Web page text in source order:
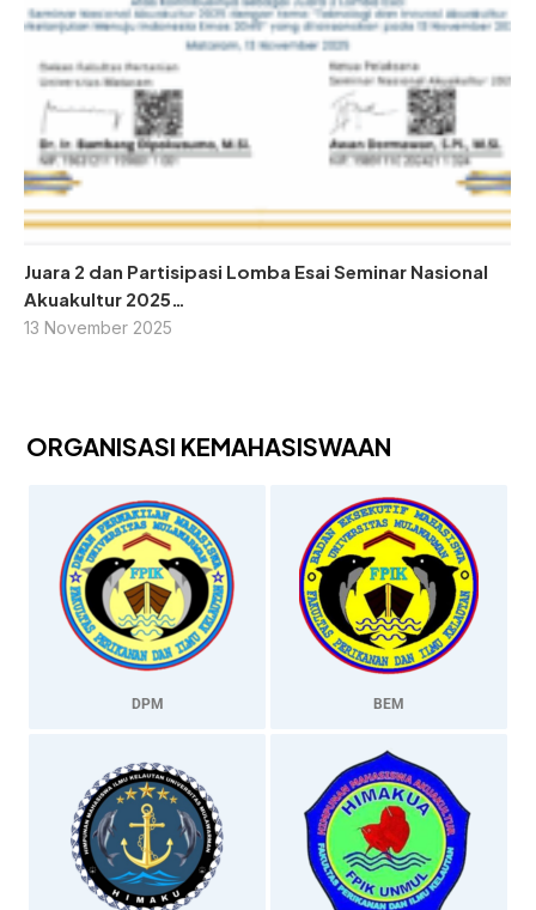
Juara 2 dan Partisipasi Lomba Esai Seminar Nasional
Akuakultur 2025…
13 November 2025
ORGANISASI KEMAHASISWAAN
DPM BEM